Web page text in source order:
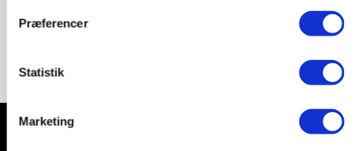
Præferencer
Statistik
Marketing